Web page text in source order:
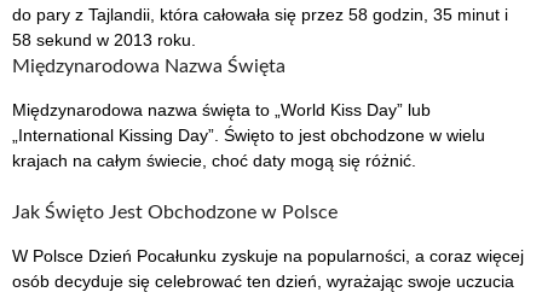
do pary z Tajlandii, która całowała się przez 58 godzin, 35 minut i
58 sekund w 2013 roku.
Międzynarodowa Nazwa Święta
Międzynarodowa nazwa święta to „World Kiss Day” lub
„International Kissing Day”. Święto to jest obchodzone w wielu
krajach na całym świecie, choć daty mogą się różnić.
Jak Święto Jest Obchodzone w Polsce
W Polsce Dzień Pocałunku zyskuje na popularności, a coraz więcej
osób decyduje się celebrować ten dzień, wyrażając swoje uczucia